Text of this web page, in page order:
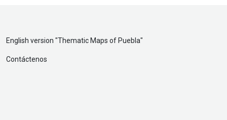
English version "Thematic Maps of Puebla"
Contáctenos